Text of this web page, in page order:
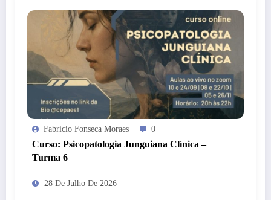
Fabricio Fonseca Moraes 0
Curso: Psicopatologia Junguiana Clínica –
Turma 6
28 De Julho De 2026